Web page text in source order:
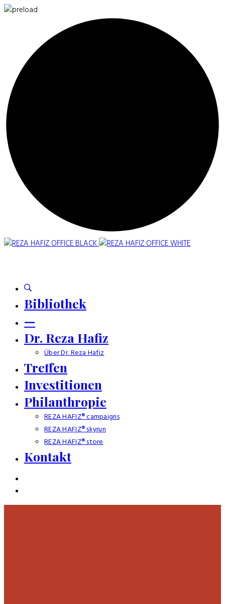
Bibliothek
—
Dr. Reza Hafiz
Über Dr. Reza Hafiz
Treffen
Investitionen
Philanthropie
REZA HAFIZ® campaigns
REZA HAFIZ® skyrun
REZA HAFIZ® store
Kontakt